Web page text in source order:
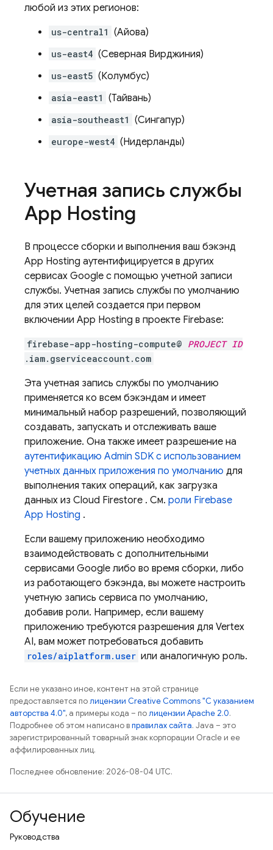
любой из этих регионов:
us-central1 (Айова)
us-east4 (Северная Вирджиния)
us-east5 (Колумбус)
asia-east1 (Тайвань)
asia-southeast1 (Сингапур)
europe-west4 (Нидерланды)
Учетная запись службы
App Hosting
В процессе сборки и выполнения ваш бэкэнд
App Hosting аутентифицируется в других
сервисах Google с помощью учетной записи
службы. Учетная запись службы по умолчанию
для этих целей создается при первом
включении App Hosting в проекте Firebase:
firebase-app-hosting-compute@ PROJECT ID
.iam.gserviceaccount.com
Эта учетная запись службы по умолчанию
применяется ко всем бэкэндам и имеет
минимальный набор разрешений, позволяющий
создавать, запускать и отслеживать ваше
приложение. Она также имеет разрешение на
аутентификацию Admin SDK с использованием
учетных данных приложения по умолчанию для
выполнения таких операций, как загрузка
данных из Cloud Firestore . См. роли Firebase
App Hosting .
Если вашему приложению необходимо
взаимодействовать с дополнительными
сервисами Google либо во время сборки, либо
из работающего бэкэнда, вы можете настроить
учетную запись сервиса по умолчанию,
добавив роли. Например, если вашему
приложению требуются разрешения для Vertex
AI, вам может потребоваться добавить
roles/aiplatform.user или аналогичную роль.
Если не указано иное, контент на этой странице
предоставляется полицензии Creative Commons "С указанием
авторства 4.0", а примеры кода – полицензии Apache 2.0.
Подробнее об этом написано вправилах сайта. Java – это
зарегистрированный товарный знак корпорации Oracle и ее
аффилированных лиц.
Последнее обновление: 2026-08-04 UTC.
Обучение
Руководства